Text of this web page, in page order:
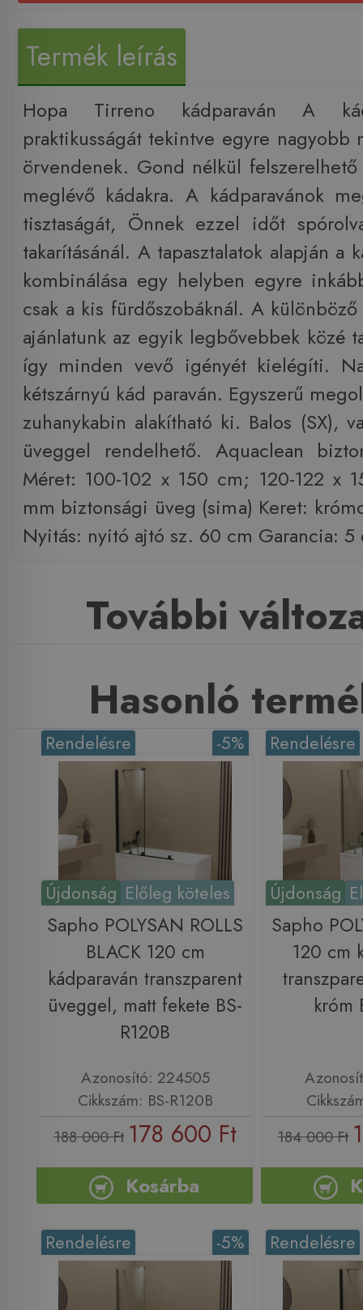
Termék leírás
Hopa Tirreno kádparaván A
praktikusságát tekintve egyre nagyobb
örvendenek. Gond nélkül
meglévő kádakra. A kádparavánok
tisztaságát, Önnek ezzel időt
takarításánál. A tapasztalatok alapján a
kombinálása egy helyben egyre
csak a kis fürdőszobáknál. A
ajánlatunk az egyik legbővebbek közé
így minden vevő igényét kielégíti.
kétszárnyú kád paraván. Egyszerű
zuhanykabin alakítható ki. Balos (SX),
üveggel rendelhető. Aquaclean
Méret: 100-102 x 150 cm; 120-122 x
mm biztonsági üveg (sima) Keret:
Nyitás: nyitó ajtó sz. 60 cm Garancia: 5
További
Hasonló
Újdonság Előleg köteles
-5%
Rendelésre
Sapho POLYSAN ROLLS
BLACK 120 cm
kádparaván transzparent
üveggel, matt fekete BS-
R120B
Azonosító: 224505
Cikkszám: BS-R120B
188 000 Ft 178 600 Ft
Kosárba
Újdonság
Rendelésre
Sapho
120 cm
króm
184 000 Ft
-5%
Rendelésre Rendelésre